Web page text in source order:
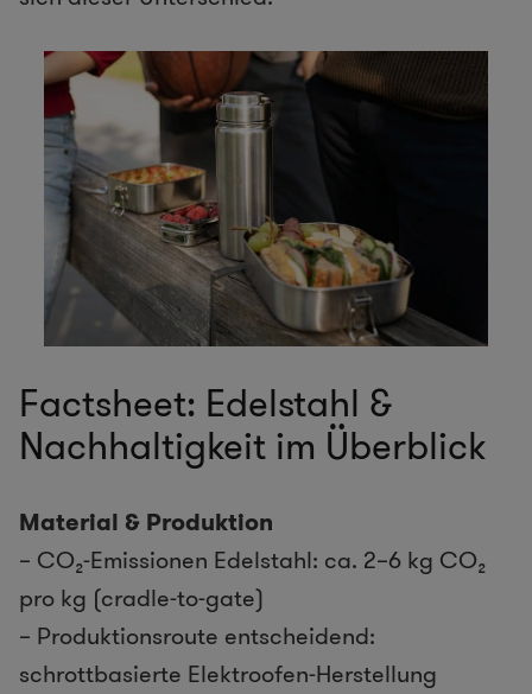
Factsheet: Edelstahl &
Nachhaltigkeit im Überblick
Material & Produktion
– CO₂-Emissionen Edelstahl: ca. 2–6 kg CO₂
pro kg (cradle-to-gate)
– Produktionsroute entscheidend:
schrottbasierte Elektroofen-Herstellung